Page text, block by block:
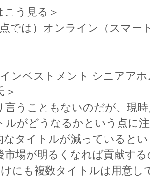
こう見る＞
では）オンライン（スマー
インベストメント シニアア
＞
言うこともないのだが、現
ルがどうなるかという点に
なタイトルが減っていると
市場が明るくなれば貢献す
けにも複数タイトルは用意